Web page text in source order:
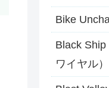
Bike
Black
ワイヤル）